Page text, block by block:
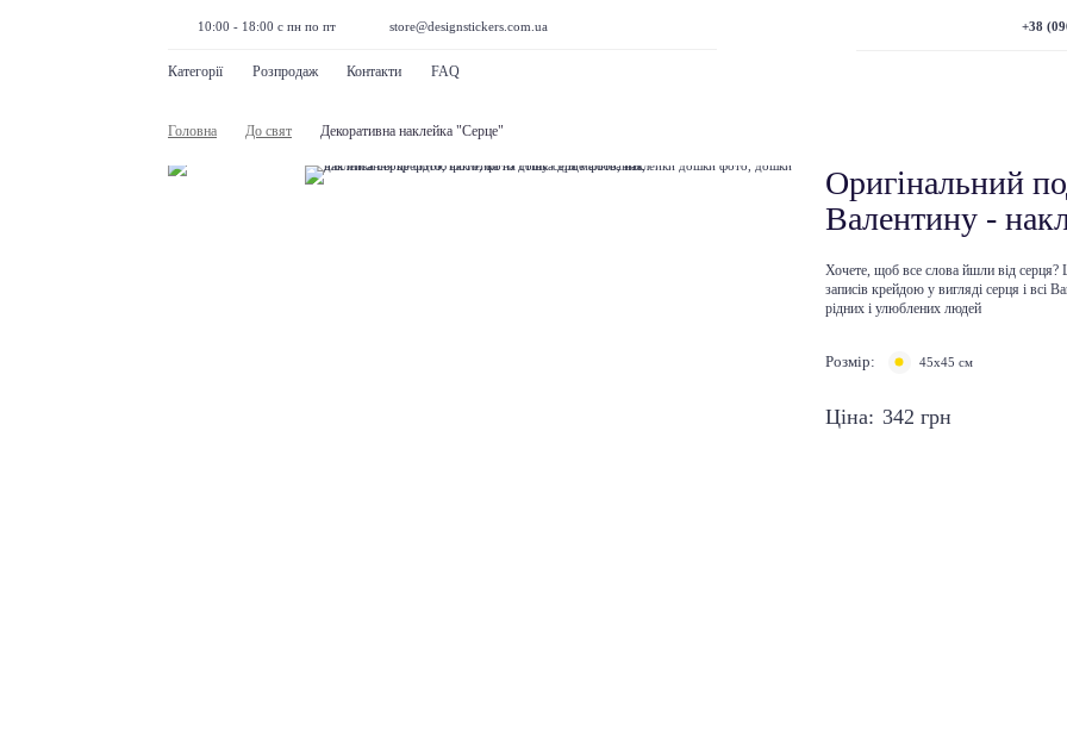
10:00 - 18:00 с пн по пт store@designstickers.com.ua
Категорії Розпродаж Контакти FAQ
+38
Головна До свят Декоративна наклейка "Серце"
Оригінальний
Валентину -
Хочете, щоб все слова йшли від серця?
записів крейдою у вигляді серця і всі
рідних і улюблених людей
Розмір: 45х45 см
Ціна: 342 грн